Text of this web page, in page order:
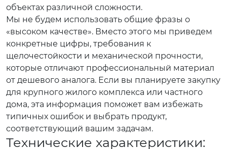
объектах различной сложности.
Мы не будем использовать общие фразы о
«высоком качестве». Вместо этого мы приведем
конкретные цифры, требования к
щелочестойкости и механической прочности,
которые отличают профессиональный материал
от дешевого аналога. Если вы планируете закупку
для крупного жилого комплекса или частного
дома, эта информация поможет вам избежать
типичных ошибок и выбрать продукт,
соответствующий вашим задачам.
Технические характеристики: